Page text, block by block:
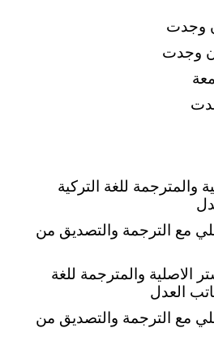
والمترجمة للغة التركية
مع الترجمة والتصديق من
الاصلية والمترجمة للغة
العدل
مع الترجمة والتصديق من